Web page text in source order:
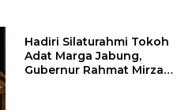
Hadiri Silaturahmi Tokoh
Adat Marga Jabung,
Gubernur Rahmat Mirzani